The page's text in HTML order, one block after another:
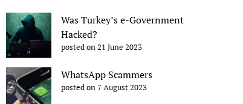
Was Turkey’s e-Government
Hacked?
posted on 21 June 2023
WhatsApp Scammers
posted on 7 August 2023